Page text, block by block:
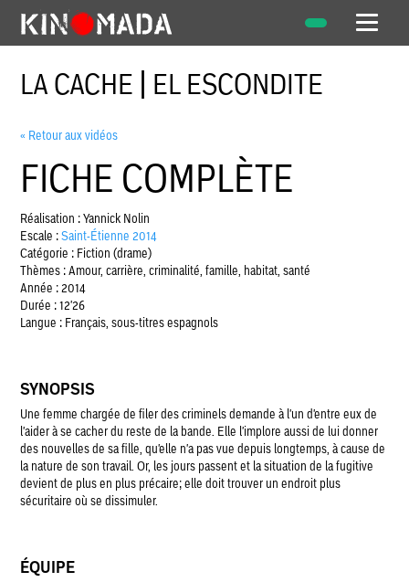
LA CACHE | EL ESCONDITE
« Retour aux vidéos
FICHE COMPLÈTE
Réalisation : Yannick Nolin
Escale :Saint-Étienne 2014
Catégorie : Fiction (drame)
Thèmes : Amour, carrière, criminalité, famille, habitat, santé
Année : 2014
Durée : 12'26
Langue : Français, sous-titres espagnols
SYNOPSIS
Une femme chargée de filer des criminels demande à l'un d'entre eux de
l'aider à se cacher du reste de la bande. Elle l'implore aussi de lui donner
des nouvelles de sa fille, qu'elle n'a pas vue depuis longtemps, à cause de
la nature de son travail. Or, les jours passent et la situation de la fugitive
devient de plus en plus précaire; elle doit trouver un endroit plus
sécuritaire où se dissimuler.
ÉQUIPE